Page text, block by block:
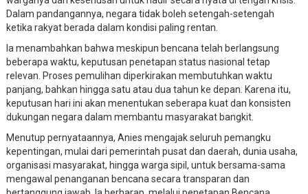
Dalam pandangannya, negara tidak boleh setengah-setengah
ketika rakyat berada dalam kondisi paling rentan.
Ia menambahkan bahwa meskipun bencana telah berlangsung
beberapa waktu, keputusan penetapan status nasional tetap
relevan. Proses pemulihan diperkirakan membutuhkan waktu
panjang, bahkan hingga satu atau dua tahun ke depan. Karena itu,
keputusan hari ini akan menentukan seberapa kuat dan konsisten
dukungan negara dalam membantu masyarakat bangkit.
Menutup pernyataannya, Anies mengajak seluruh pemangku
kepentingan, mulai dari pemerintah pusat dan daerah, dunia usaha,
organisasi masyarakat, hingga warga sipil, untuk bersama-sama
mengawal penanganan bencana secara transparan dan